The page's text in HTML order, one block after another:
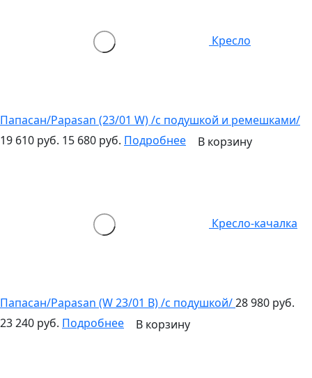
Кресло
Папасан/Papasan (23/01 W) /с подушкой и ремешками/
19 610 руб. 15 680 руб. Подробнее В корзину
Кресло-качалка
Папасан/Papasan (W 23/01 B) /с подушкой/28 980 руб.
23 240 руб. Подробнее В корзину